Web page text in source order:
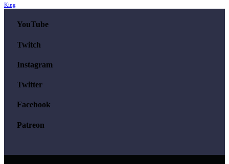
King
YouTube
Twitch
Instagram
Twitter
Facebook
Patreon